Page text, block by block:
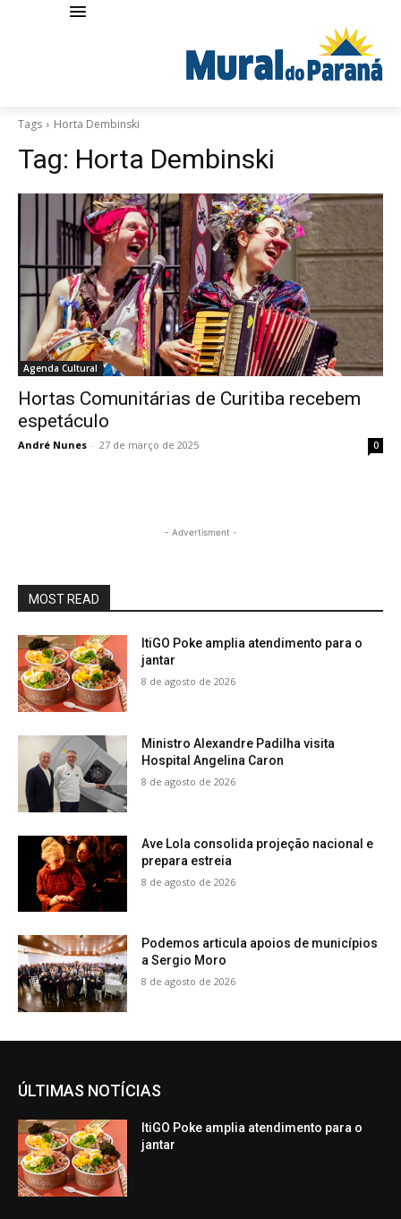
Tags Horta Dembinski
Tag: Horta Dembinski
Agenda Cultural
Hortas Comunitárias de Curitiba recebem
espetáculo
André Nunes - 27 de março de 2025 0
- Advertisment -
MOST READ
ItiGO Poke amplia atendimento para o
jantar
8 de agosto de 2026
Ministro Alexandre Padilha visita
Hospital Angelina Caron
8 de agosto de 2026
Ave Lola consolida projeção nacional e
prepara estreia
8 de agosto de 2026
Podemos articula apoios de municípios
a Sergio Moro
8 de agosto de 2026
ÚLTIMAS NOTÍCIAS
ItiGO Poke amplia atendimento para o
jantar